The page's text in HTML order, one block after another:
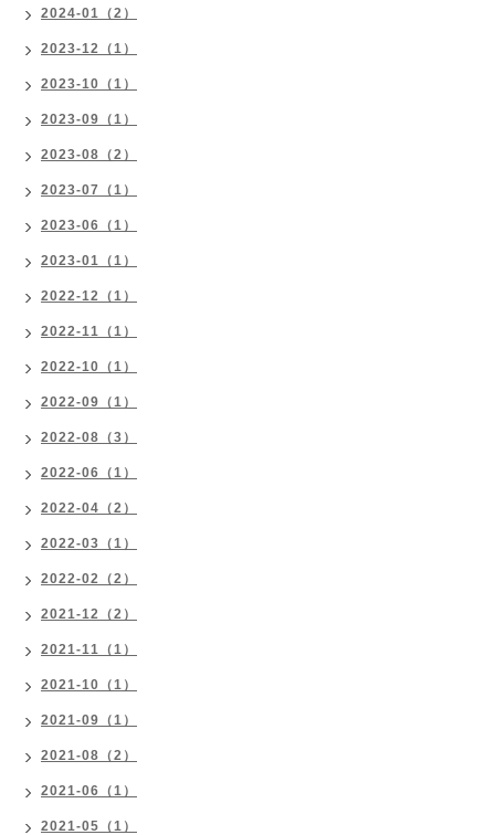
2024-01（2）
2023-12（1）
2023-10（1）
2023-09（1）
2023-08（2）
2023-07（1）
2023-06（1）
2023-01（1）
2022-12（1）
2022-11（1）
2022-10（1）
2022-09（1）
2022-08（3）
2022-06（1）
2022-04（2）
2022-03（1）
2022-02（2）
2021-12（2）
2021-11（1）
2021-10（1）
2021-09（1）
2021-08（2）
2021-06（1）
2021-05（1）